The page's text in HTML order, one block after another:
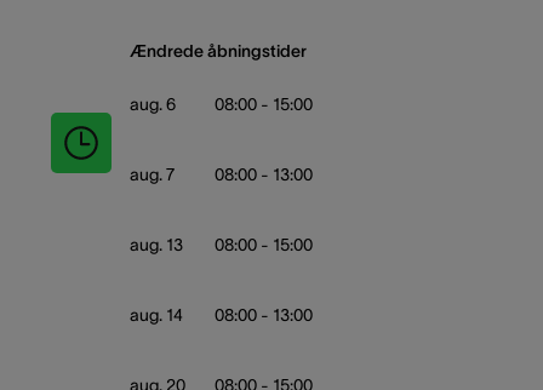
Ændrede åbningstider
aug. 6 08:00 - 15:00
aug. 7 08:00 - 13:00
aug. 13 08:00 - 15:00
aug. 14 08:00 - 13:00
aug. 20 08:00 - 15:00